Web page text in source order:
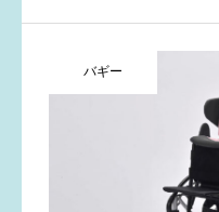
た、使いやすいバギー
場合がござい […]
バギー